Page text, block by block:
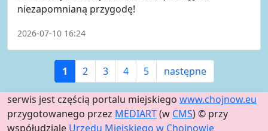
niezapomnianą przygodę!
2026-07-10 16:24
1 2 3 4 5 następne
serwis jest częścią portalu miejskiego www.chojnow.eu
przygotowanego przez MEDIART(w CMS) © przy
współudziale Urzędu Miejskiego w Chojnowie